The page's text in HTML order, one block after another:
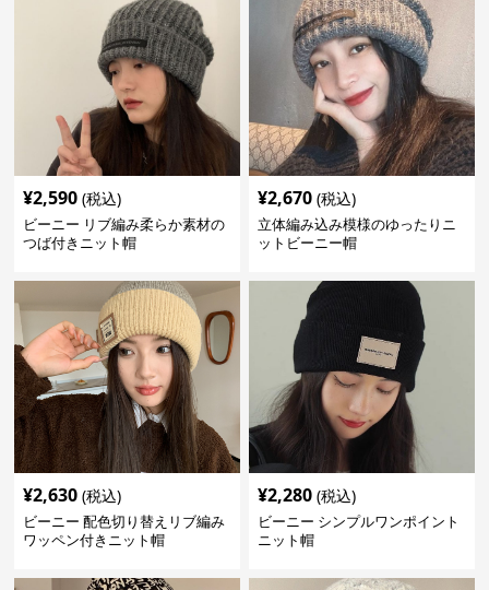
¥2,590 (税込)
ビーニー リブ編み柔らか素材の
つば付きニット帽
¥2,670 (税込)
立体編み込み模様のゆったりニ
ットビーニー帽
¥2,630 (税込)
ビーニー 配色切り替えリブ編み
ワッペン付きニット帽
¥2,280 (税込)
ビーニー シンプルワンポイント
ニット帽